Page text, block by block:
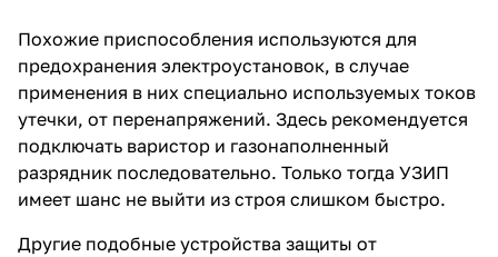
Похожие приспособления используются для
предохранения электроустановок, в случае
применения в них специально используемых токов
утечки, от перенапряжений. Здесь рекомендуется
подключать варистор и газонаполненный
разрядник последовательно. Только тогда УЗИП
имеет шанс не выйти из строя слишком быстро.
Другие подобные устройства защиты от